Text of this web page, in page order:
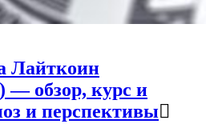
Лайткоин
— обзор, курс и
и перспективы